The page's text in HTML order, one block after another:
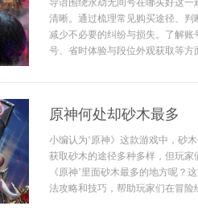
导语围绕永劫无间号在哪买好这
清晰。通过梳理常见购买途径、
减少不必要的纠纷与损失。了解
号、省时体验与段位外观获取等方
原神何处却砂木最多
小编认为‘原神》这款游戏中，砂
获取砂木的途径多种多样，但玩
《原神’里面砂木最多的地方呢？
法攻略和技巧，帮助玩家们在冒险